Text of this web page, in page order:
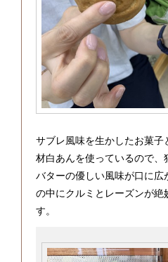
サブレ風味を生かしたお菓子
材白あんを使っているので、
バターの優しい風味が口に広
の中にクルミとレーズンが絶
す。